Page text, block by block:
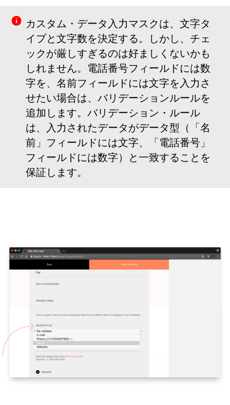
カスタム・データ入力マスクは、文字タ
イプと文字数を決定する。しかし、チェ
ックが厳しすぎるのは好ましくないかも
しれません。電話番号フィールドには数
字を、名前フィールドには文字を入力さ
せたい場合は、バリデーションルールを
追加します。バリデーション・ルール
は、入力されたデータがデータ型（「名
前」フィールドには文字、「電話番号」
フィールドには数字）と一致することを
保証します。